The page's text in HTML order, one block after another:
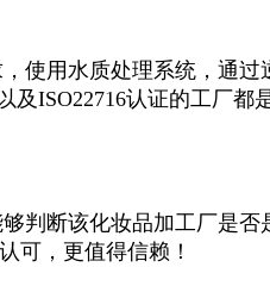
使用水质处理系统，通
ISO22716认证的工厂
断该化妆品加工厂是否
可，更值得信赖！